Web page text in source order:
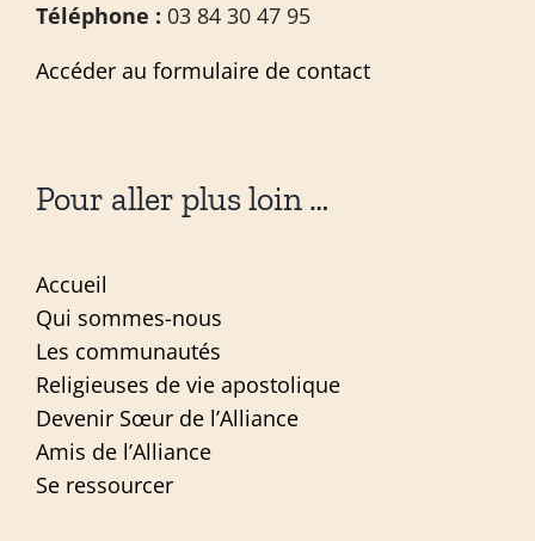
Téléphone : 03 84 30 47 95
Accéder au formulaire de contact
Pour aller plus loin …
Accueil
Qui sommes-nous
Les communautés
Religieuses de vie apostolique
Devenir Sœur de l’Alliance
Amis de l’Alliance
Se ressourcer